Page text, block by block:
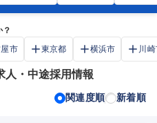
市 東京都 横浜市 川
人・中途採用情報
関連度順 新着順